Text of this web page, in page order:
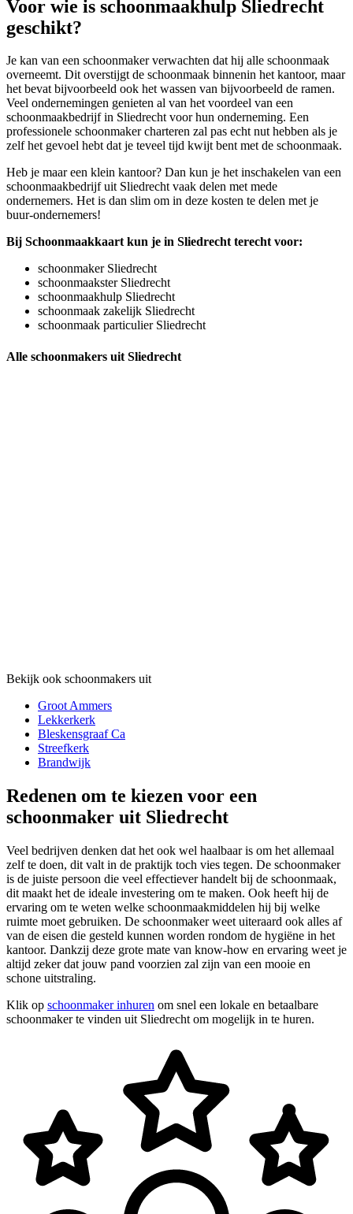
Voor wie is schoonmaakhulp Sliedrecht
geschikt?
Je kan van een schoonmaker verwachten dat hij alle schoonmaak
overneemt. Dit overstijgt de schoonmaak binnenin het kantoor, maar
het bevat bijvoorbeeld ook het wassen van bijvoorbeeld de ramen.
Veel ondernemingen genieten al van het voordeel van een
schoonmaakbedrijf in Sliedrecht voor hun onderneming. Een
professionele schoonmaker charteren zal pas echt nut hebben als je
zelf het gevoel hebt dat je teveel tijd kwijt bent met de schoonmaak.
Heb je maar een klein kantoor? Dan kun je het inschakelen van een
schoonmaakbedrijf uit Sliedrecht vaak delen met mede
ondernemers. Het is dan slim om in deze kosten te delen met je
buur-ondernemers!
Bij Schoonmaakkaart kun je in Sliedrecht terecht voor:
schoonmaker Sliedrecht
schoonmaakster Sliedrecht
schoonmaakhulp Sliedrecht
schoonmaak zakelijk Sliedrecht
schoonmaak particulier Sliedrecht
Alle schoonmakers uit Sliedrecht
Bekijk ook schoonmakers uit
Groot Ammers
Lekkerkerk
Bleskensgraaf Ca
Streefkerk
Brandwijk
Redenen om te kiezen voor een
schoonmaker uit Sliedrecht
Veel bedrijven denken dat het ook wel haalbaar is om het allemaal
zelf te doen, dit valt in de praktijk toch vies tegen. De schoonmaker
is de juiste persoon die veel effectiever handelt bij de schoonmaak,
dit maakt het de ideale investering om te maken. Ook heeft hij de
ervaring om te weten welke schoonmaakmiddelen hij bij welke
ruimte moet gebruiken. De schoonmaker weet uiteraard ook alles af
van de eisen die gesteld kunnen worden rondom de hygiëne in het
kantoor. Dankzij deze grote mate van know-how en ervaring weet je
altijd zeker dat jouw pand voorzien zal zijn van een mooie en
schone uitstraling.
Klik op schoonmaker inhuren om snel een lokale en betaalbare
schoonmaker te vinden uit Sliedrecht om mogelijk in te huren.